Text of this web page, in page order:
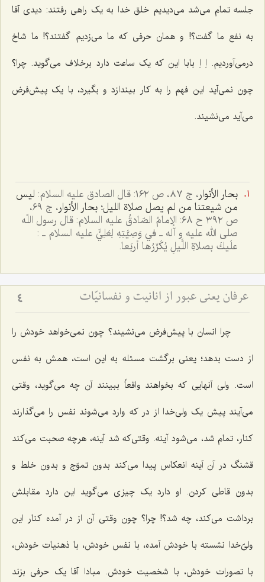
جلسه تمام می‌شد می‌دیدیم خلق خدا به یک راهی رفتند: دیدی آقا
به نفع ما گفت؟! و همان حرفی که ما می‌زدیم گفتند؟! ما شاخ
درمی‌آوردیم. اِ اِ بابا این که یک ساعت دارد برخلاف می‌گوید. چرا؟
چون نمی‌آید این فهم را به کار بیندازد و بگیرد، با یک پیش‌فرض
می‌آید می‌نشیند.
بحار الأنوار، ج ٨٧، ص ١٦٢: قال الصادق علیه السلام:
لیس
من شیعتنا من لم یصل صلاة اللیل؛ بحار الأنوار
، ج ٦٩،
ص ٣٩٢ ح ٦٨: الإمامُ الصّادقُ عليه السلام: قال رسول اللّه
صلى الله عليه و آله ـ في وَصِيَّتِهِ لِعَلِيٍّ عليه السلام ـ :
علَيكَ بصلاةِ اللَّيلِ يُكَرِّرُها أربَعا.
عرفان یعنی عبور از انانیت و نفسانیّات 4
چرا انسان با پیش‌فرض می‌نشیند؟ چون نمی‌خواهد خودش را
از دست بدهد؛ یعنی برگشت مسئله به این است، همش به نفس
است. ولی آنهایی که بخواهند واقعاً ببینند آن چه می‌گوید، وقتی
می‌آیند پیش یک ولی‌خدا از در که وارد می‌شوند نفس را می‌گذارند
کنار، تمام شد، می‌شود آینه. وقتی‌که شد آینه، هرچه صحبت می‌کند
قشنگ در آن آینه انعکاس پیدا می‌کند بدون تموّج و بدون خلط و
بدون قاطی کردن. او دارد یک چیزی می‌گوید این دارد مقابلش
برداشت می‌کند، چه شد؟! چرا؟ چون وقتی آن از در آمده کنار این
ولیّ‌خدا نشسته با خودش آمده، با نفس خودش، با ذهنیات خودش،
با تصورات خودش، با شخصیت خودش. مبادا آقا یک حرفی بزند